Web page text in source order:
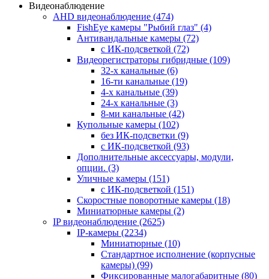
Видеонаблюдение
AHD видеонаблюдение (474)
FishEye камеры "Рыбий глаз" (4)
Антивандальные камеры (72)
с ИК-подсветкой (72)
Видеорегистраторы гибридные (109)
32-х канальные (6)
16-ти канальные (19)
4-х канальные (39)
24-х канальные (3)
8-ми канальные (42)
Купольные камеры (102)
без ИК-подсветки (9)
с ИК-подсветкой (93)
Дополнительные аксессуары, модули,
опции. (3)
Уличные камеры (151)
с ИК-подсветкой (151)
Скоростные поворотные камеры (18)
Миниатюрные камеры (2)
IP видеонаблюдение (2625)
IP-камеры (2234)
Миниатюрные (10)
Стандартное исполнение (корпусные
камеры) (99)
Фиксированные малогабаритные (80)